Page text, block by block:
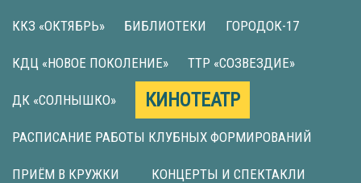
ККЗ «ОКТЯБРЬ» БИБЛИОТЕКИ ГОРОДОК-17
КДЦ «НОВОЕ ПОКОЛЕНИЕ» ТТР «СОЗВЕЗДИЕ»
ДК «СОЛНЫШКО» КИНОТЕАТР
РАСПИСАНИЕ РАБОТЫ КЛУБНЫХ ФОРМИРОВАНИЙ
ПРИЁМ В КРУЖКИ КОНЦЕРТЫ И СПЕКТАКЛИ